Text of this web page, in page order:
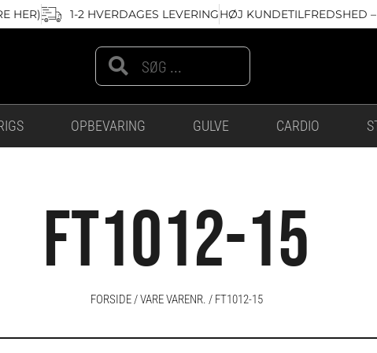
HER) 1-2 HVERDAGES LEVERINGHØJ KUNDETILFREDSHED
Search
OPBEVARING GULVE CARDIO
FT1012-15
FORSIDE/ VARE VARENR. / FT1012-15